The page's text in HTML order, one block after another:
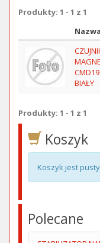
Produkty: 1 - 1 z 1
Obraz
Nazwa
BIAŁY
Produkty: 1 - 1 z 1
Koszyk
Koszyk jest
Polecane